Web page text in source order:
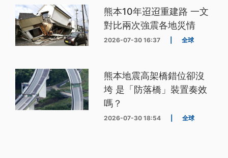
熊本10年迢迢重建路 一文
對比兩次強震各地災情
2026-07-30 16:37 全球
熊本地震高架橋錯位卻沒
垮 是「防落橋」裝置奏效
嗎？
2026-07-30 18:54 全球